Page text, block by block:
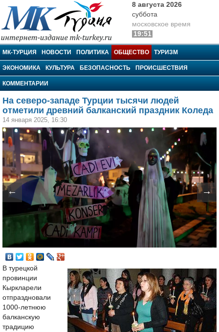
МК-Турция
8 августа 2026
суббота
московское время
19:51
МК-ТУРЦИЯ НОВОСТИ ПОЛИТИКА ОБЩЕСТВО ТУРИЗМ
ЭКОНОМИКА КУЛЬТУРА БЕЗОПАСНОСТЬ ПРОИСШЕСТВИЯ
КОММЕНТАРИИ
На северо-западе Турции тысячи людей
отметили древний балканский праздник Коледа
14 января 2025, 16:30
← →
В турецкой
провинции
Кыркларели
отпраздновали
1000-летнюю
балканскую
традицию